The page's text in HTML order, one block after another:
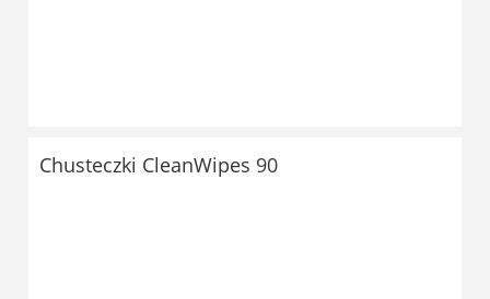
Chusteczki CleanWipes 90